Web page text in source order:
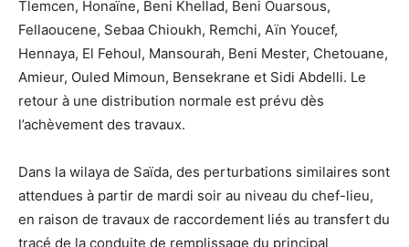
Tlemcen, Honaïne, Beni Khellad, Beni Ouarsous,
Fellaoucene, Sebaa Chioukh, Remchi, Aïn Youcef,
Hennaya, El Fehoul, Mansourah, Beni Mester, Chetouane,
Amieur, Ouled Mimoun, Bensekrane et Sidi Abdelli. Le
retour à une distribution normale est prévu dès
l’achèvement des travaux.
Dans la wilaya de Saïda, des perturbations similaires sont
attendues à partir de mardi soir au niveau du chef-lieu,
en raison de travaux de raccordement liés au transfert du
tracé de la conduite de remplissage du principal